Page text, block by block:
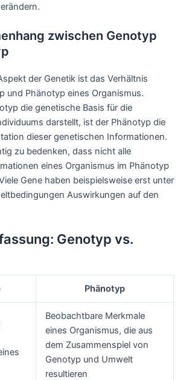
zwischen Genotyp
der Genetik ist das Verhältnis
und Phänotyp eines Organismus.
die genetische Basis für die
darstellt, ist der Phänotyp die
dieser genetischen Informationen.
zu bedenken, dass nicht alle
eines Organismus im Phänotyp
Gene haben beispielsweise erst unter
Auswirkungen auf den
Genotyp vs.
Phänotyp
Beobachtbare Merkmale
eines Organismus, die aus
dem Zusammenspiel von
Genotyp und Umwelt
resultieren